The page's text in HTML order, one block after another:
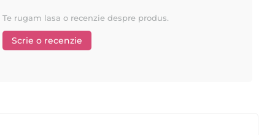
Te rugam lasa o recenzie despre produs.
Scrie o recenzie